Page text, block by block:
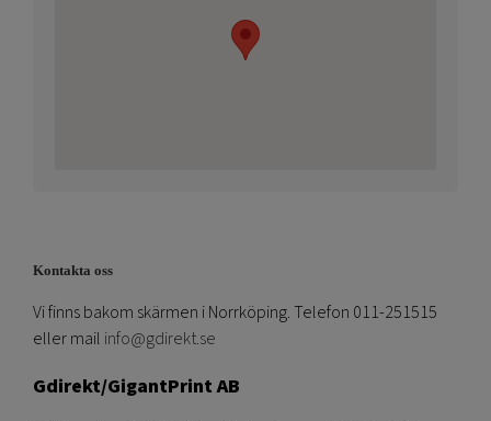
Kontakta oss
Vi finns bakom skärmen i Norrköping. Telefon 011-251515
eller mail info@gdirekt.se
Gdirekt/GigantPrint AB